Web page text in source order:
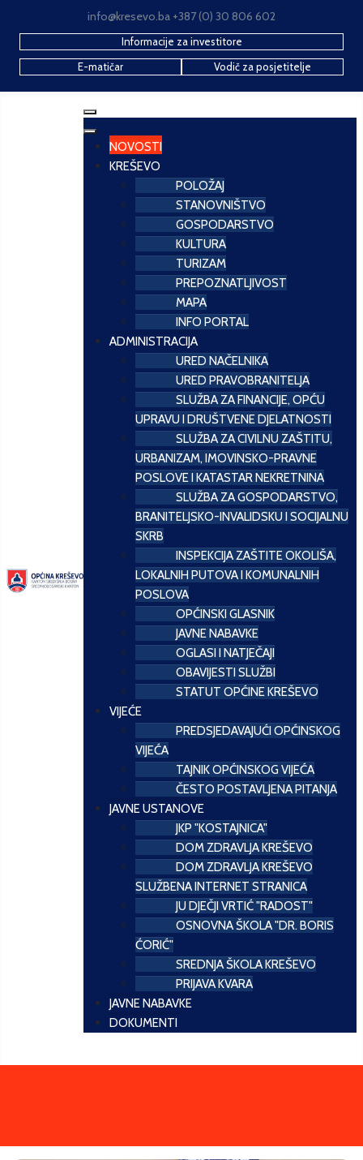
info@kresevo.ba +387 (0) 30 806 602
Informacije za investitore
E-matičar
Vodič za posjetitelje
NOVOSTI
KREŠEVO
POLOŽAJ
STANOVNIŠTVO
GOSPODARSTVO
KULTURA
TURIZAM
PREPOZNATLJIVOST
MAPA
INFO PORTAL
ADMINISTRACIJA
URED NAČELNIKA
URED PRAVOBRANITELJA
SLUŽBA ZA FINANCIJE, OPĆU
UPRAVU I DRUŠTVENE DJELATNOSTI
SLUŽBA ZA CIVILNU ZAŠTITU,
URBANIZAM, IMOVINSKO-PRAVNE
POSLOVE I KATASTAR NEKRETNINA
SLUŽBA ZA GOSPODARSTVO,
BRANITELJSKO-INVALIDSKU I SOCIJALNU
SKRB
INSPEKCIJA ZAŠTITE OKOLIŠA,
LOKALNIH PUTOVA I KOMUNALNIH
POSLOVA
OPĆINSKI GLASNIK
JAVNE NABAVKE
OGLASI I NATJEČAJI
OBAVIJESTI SLUŽBI
STATUT OPĆINE KREŠEVO
VIJEĆE
PREDSJEDAVAJUĆI OPĆINSKOG
VIJEĆA
TAJNIK OPĆINSKOG VIJEĆA
ČESTO POSTAVLJENA PITANJA
JAVNE USTANOVE
JKP "KOSTAJNICA"
DOM ZDRAVLJA KREŠEVO
DOM ZDRAVLJA KREŠEVO
SLUŽBENA INTERNET STRANICA
JU DJEČJI VRTIĆ "RADOST"
OSNOVNA ŠKOLA "DR. BORIS
ĆORIĆ"
SREDNJA ŠKOLA KREŠEVO
PRIJAVA KVARA
JAVNE NABAVKE
DOKUMENTI